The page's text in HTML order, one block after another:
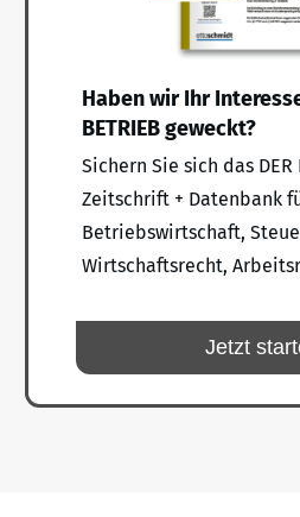
Haben wir Ihr
BETRIEB geweckt?
Sichern Sie sich das DER
Zeitschrift + Datenbank
Betriebswirtschaft,
Wirtschaftsrecht,
Jetzt